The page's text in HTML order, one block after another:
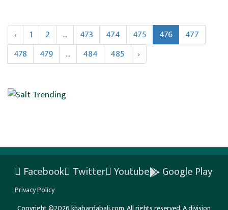
‹ 1 2 ... 473 474 475 476
477
478
479 ... 484 485 ›
Facebook Twitter Youtube Google Play
Privacy Policy